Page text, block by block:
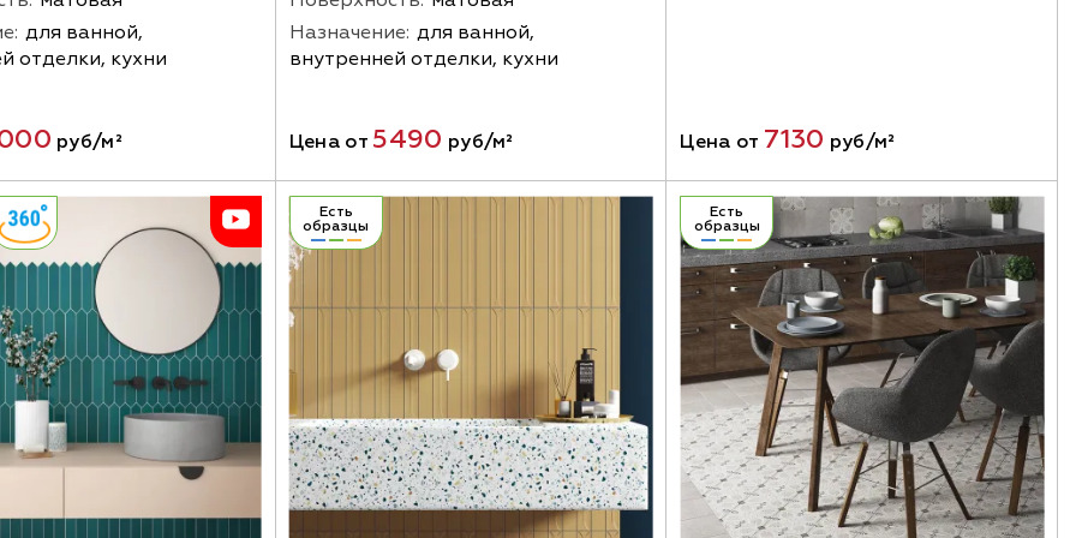
для ванной,
отделки, кухни
руб/м²
Назначение: для ванной,
внутренней отделки, кухни
Цена от 5490 руб/м² Цена от 7130 руб/м²
Есть
образцы
Есть
образцы